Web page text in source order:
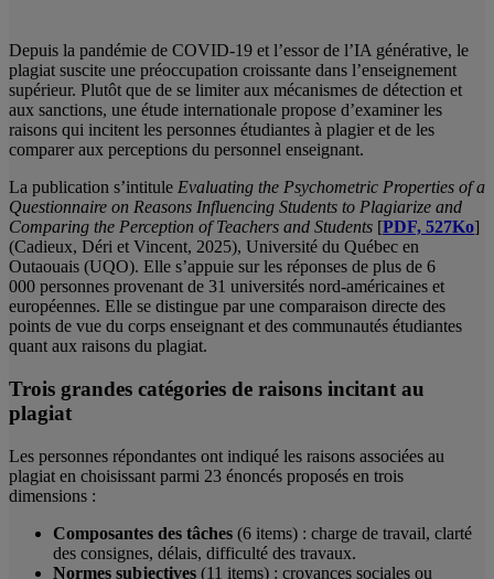
Depuis la pandémie de COVID‑19 et l’essor de l’IA générative, le
plagiat suscite une préoccupation croissante dans l’enseignement
supérieur. Plutôt que de se limiter aux mécanismes de détection et
aux sanctions, une étude internationale propose d’examiner les
raisons qui incitent les personnes étudiantes à plagier et de les
comparer aux perceptions du personnel enseignant.
La publication s’intitule Evaluating the Psychometric Properties of a
Questionnaire on Reasons Influencing Students to Plagiarize and
Comparing the Perception of Teachers and Students [PDF, 527Ko]
(Cadieux, Déri et Vincent, 2025), Université du Québec en
Outaouais (UQO). Elle s’appuie sur les réponses de plus de 6
000 personnes provenant de 31 universités nord‑américaines et
européennes. Elle se distingue par une comparaison directe des
points de vue du corps enseignant et des communautés étudiantes
quant aux raisons du plagiat.
Trois grandes catégories de raisons incitant au
plagiat
Les personnes répondantes ont indiqué les raisons associées au
plagiat en choisissant parmi 23 énoncés proposés en trois
dimensions :
Composantes des tâches (6 items) : charge de travail, clarté
des consignes, délais, difficulté des travaux.
Normes subjectives (11 items) : croyances sociales ou